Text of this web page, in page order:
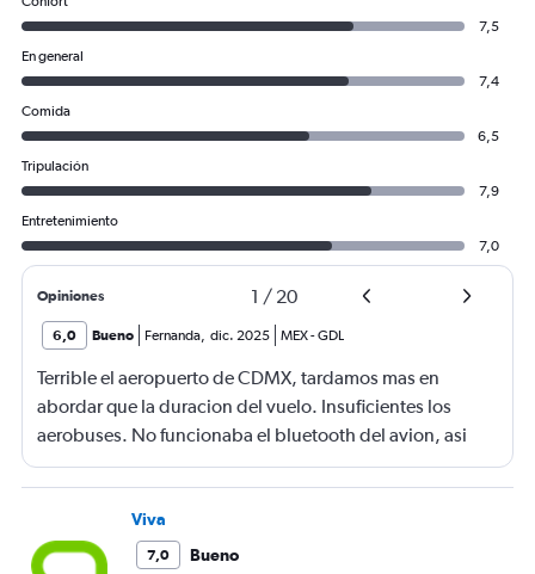
7,5
En general
7,4
Comida
6,5
Tripulación
7,9
Entretenimiento
7,0
Opiniones 1 / 20
6,0 Bueno Fernanda, dic. 2025 MEX-GDL
Terrible el aeropuerto de CDMX, tardamos mas en
abordar que la duracion del vuelo. Insuficientes los
aerobuses. No funcionaba el bluetooth del avion, asi
quq E no lo pude utilizar
Viva
7,0
Bueno